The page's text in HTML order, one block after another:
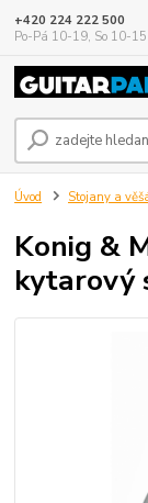
+420 224 222 500
Po-Pá 10-19, So 10-15
Úvod Stojany a
Konig &
kytarový